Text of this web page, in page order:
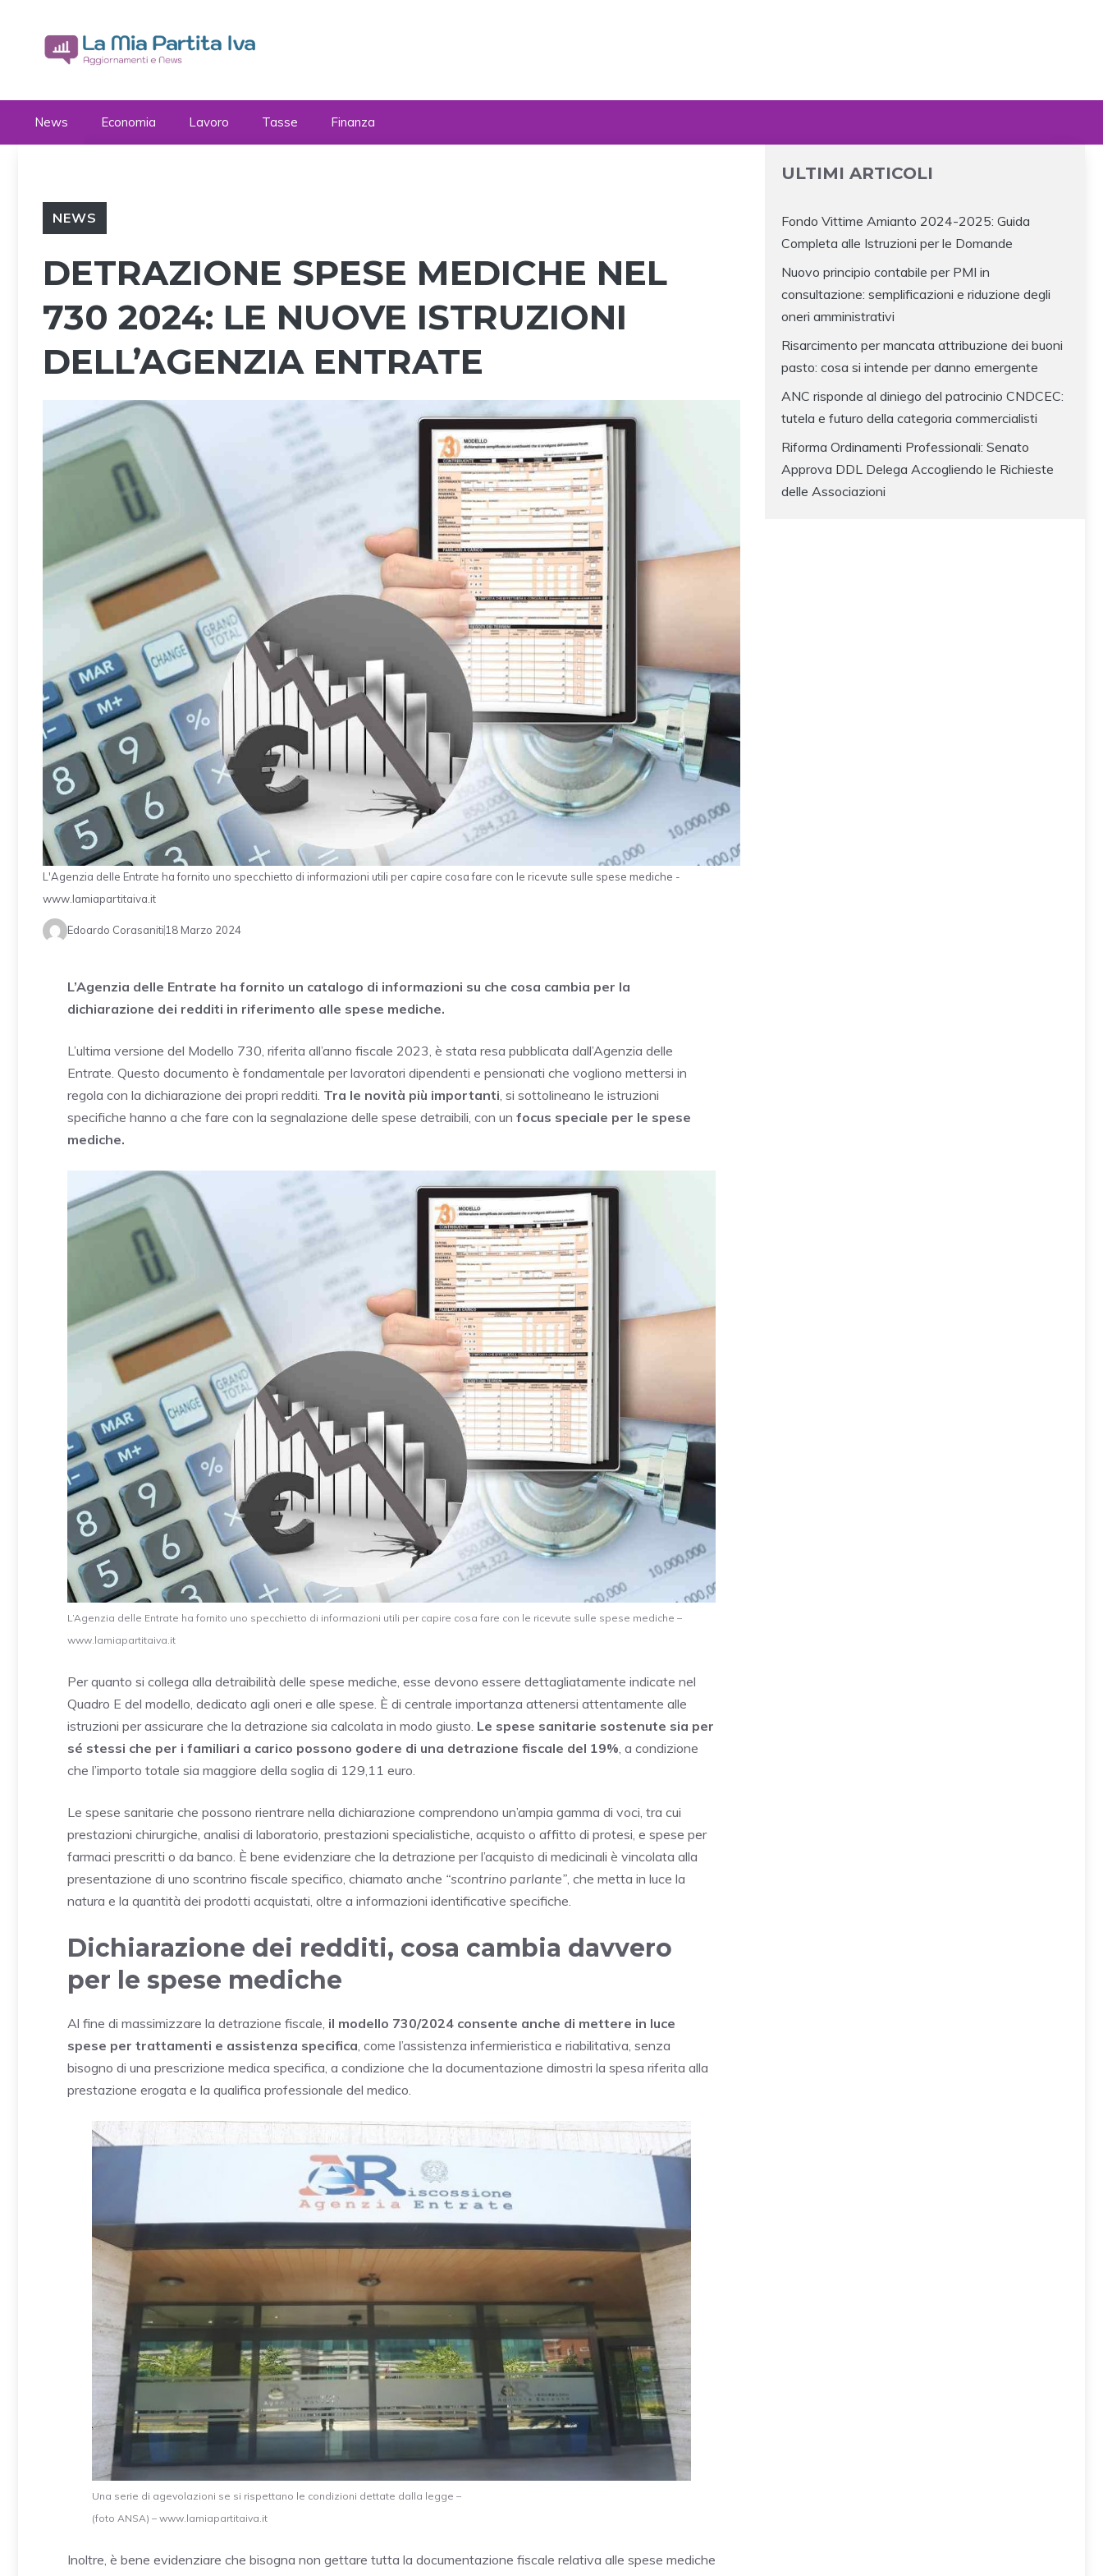
contenuto
News Economia Lavoro Tasse Finanza
NEWS
DETRAZIONE SPESE MEDICHE NEL
730 2024: LE NUOVE ISTRUZIONI
DELL’AGENZIA ENTRATE
L'Agenzia delle Entrate ha fornito uno specchietto di informazioni utili per capire cosa fare con le ricevute sulle spese mediche -
www.lamiapartitaiva.it
Edoardo Corasaniti 18 Marzo 2024
L’Agenzia delle Entrate ha fornito un catalogo di informazioni su che cosa cambia per la
dichiarazione dei redditi in riferimento alle spese mediche.
L’ultima versione del Modello 730, riferita all’anno fiscale 2023, è stata resa pubblicata dall’Agenzia delle
Entrate. Questo documento è fondamentale per lavoratori dipendenti e pensionati che vogliono mettersi in
regola con la dichiarazione dei propri redditi. Tra le novità più importanti , si sottolineano le istruzioni
specifiche hanno a che fare con la segnalazione delle spese detraibili, con un focus speciale per le spese
mediche.
L’Agenzia delle Entrate ha fornito uno specchietto di informazioni utili per capire cosa fare con le ricevute sulle spese mediche –
www.lamiapartitaiva.it
Per quanto si collega alla detraibilità delle spese mediche, esse devono essere dettagliatamente indicate nel
Quadro E del modello, dedicato agli oneri e alle spese. È di centrale importanza attenersi attentamente alle
istruzioni per assicurare che la detrazione sia calcolata in modo giusto. Le spese sanitarie sostenute sia per
sé stessi che per i familiari a carico possono godere di una detrazione fiscale del 19%, a condizione
che l’importo totale sia maggiore della soglia di 129,11 euro.
Le spese sanitarie che possono rientrare nella dichiarazione comprendono un’ampia gamma di voci, tra cui
prestazioni chirurgiche, analisi di laboratorio, prestazioni specialistiche, acquisto o affitto di protesi, e spese per
farmaci prescritti o da banco. È bene evidenziare che la detrazione per l’acquisto di medicinali è vincolata alla
presentazione di uno scontrino fiscale specifico, chiamato anche “scontrino parlante”, che metta in luce la
natura e la quantità dei prodotti acquistati, oltre a informazioni identificative specifiche.
Dichiarazione dei redditi, cosa cambia davvero
per le spese mediche
Al fine di massimizzare la detrazione fiscale, il modello 730/2024 consente anche di mettere in luce
spese per trattamenti e assistenza specifica, come l’assistenza infermieristica e riabilitativa, senza
bisogno di una prescrizione medica specifica, a condizione che la documentazione dimostri la spesa riferita alla
prestazione erogata e la qualifica professionale del medico.
Una serie di agevolazioni se si rispettano le condizioni dettate dalla legge –
(foto ANSA) – www.lamiapartitaiva.it
Inoltre, è bene evidenziare che bisogna non gettare tutta la documentazione fiscale relativa alle spese mediche
ULTIMI ARTICOLI
Fondo Vittime Amianto 2024-2025: Guida
Completa alle Istruzioni per le Domande
Nuovo principio contabile per PMI in
consultazione: semplificazioni e riduzione degli
oneri amministrativi
Risarcimento per mancata attribuzione dei buoni
pasto: cosa si intende per danno emergente
ANC risponde al diniego del patrocinio CNDCEC:
tutela e futuro della categoria commercialisti
Riforma Ordinamenti Professionali: Senato
Approva DDL Delega Accogliendo le Richieste
delle Associazioni